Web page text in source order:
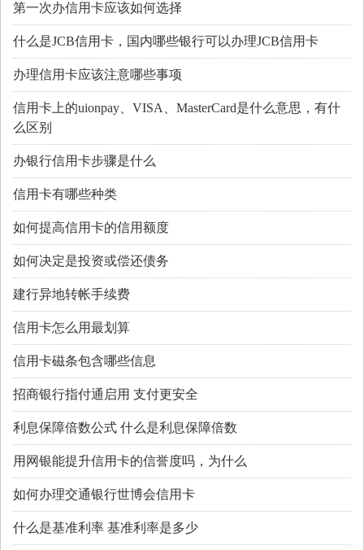
第一次办信用卡应该如何选择
什么是JCB信用卡，国内哪些银行可以办理JCB信用卡
办理信用卡应该注意哪些事项
信用卡上的uionpay、VISA、MasterCard是什么意思，有什
么区别
办银行信用卡步骤是什么
信用卡有哪些种类
如何提高信用卡的信用额度
如何决定是投资或偿还债务
建行异地转帐手续费
信用卡怎么用最划算
信用卡磁条包含哪些信息
招商银行指付通启用 支付更安全
利息保障倍数公式 什么是利息保障倍数
用网银能提升信用卡的信誉度吗，为什么
如何办理交通银行世博会信用卡
什么是基准利率 基准利率是多少